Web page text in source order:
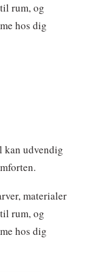
rum, og
hos dig
kan udvendig
materialer
rum, og
hos dig